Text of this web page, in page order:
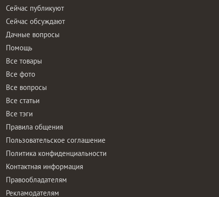
Сейчас публикуют
Сейчас обсуждают
Дачные вопросы
Помощь
Все товары
Все фото
Все вопросы
Все статьи
Все тэги
Правила общения
Пользовательское соглашение
Политика конфиденциальности
Контактная информация
Правообладателям
Рекламодателям